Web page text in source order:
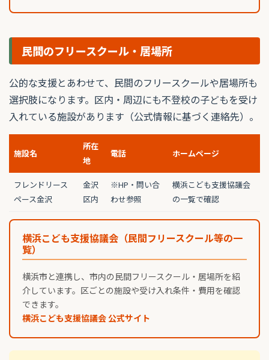
民間のフリースクール・居場所
公的な支援とあわせて、民間のフリースクールや居場所も
選択肢になります。区内・周辺にも不登校の子どもを受け
入れている施設があります（公式情報に基づく連絡先）。
施設名
所在
地
電話 ホームページ
フレンドリース
ペース金沢
金沢
区内
※HP・問い合
わせ参照
横浜こども支援協議会
の一覧で確認
横浜こども支援協議会（民間フリースクール等の一
覧）
横浜市と連携し、市内の民間フリースクール・居場所を紹
介しています。区ごとの施設や受け入れ条件・費用を確認
できます。
横浜こども支援協議会 公式サイト